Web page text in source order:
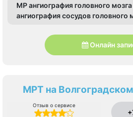
МР ангиография головного
ангиография сосудов головного
Онлайн
МРТ на
Отзыв о сервисе